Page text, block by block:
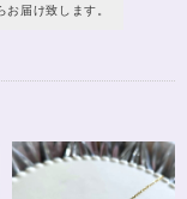
届け致します。